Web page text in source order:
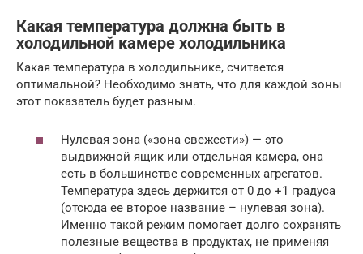
Какая температура должна быть в
холодильной камере холодильника
Какая температура в холодильнике, считается
оптимальной? Необходимо знать, что для каждой зоны
этот показатель будет разным.
Нулевая зона («зона свежести») — это
выдвижной ящик или отдельная камера, она
есть в большинстве современных агрегатов.
Температура здесь держится от 0 до +1 градуса
(отсюда ее второе название – нулевая зона).
Именно такой режим помогает долго сохранять
полезные вещества в продуктах, не применяя